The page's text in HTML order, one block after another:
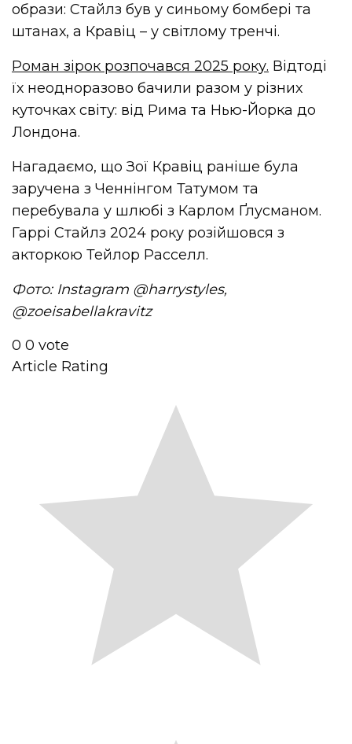
образи: Стайлз був у синьому бомбері та
штанах, а Кравіц – у світлому тренчі.
Роман зірок розпочався 2025 року. Відтоді
їх неодноразово бачили разом у різних
куточках світу: від Рима та Нью-Йорка до
Лондона.
Нагадаємо, що Зої Кравіц раніше була
заручена з Ченнінгом Татумом та
перебувала у шлюбі з Карлом Ґлусманом.
Гаррі Стайлз 2024 року розійшовся з
акторкою Тейлор Расселл.
Фото: Instagram @harrystyles,
@zoeisabellakravitz
0 0 vote
Article Rating